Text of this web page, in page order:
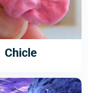
Chicle